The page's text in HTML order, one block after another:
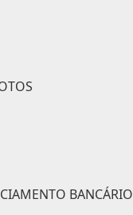
BANCÁRIO